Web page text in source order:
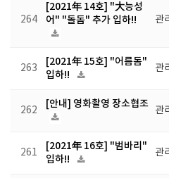
264
[2021年 14호] "大능성
어" "돌돔" 추가 입하!!
관
263
[2021年 15호] "어름돔"
입하!!
관
262
[안내] 영화촬영 장소협조
관
261
[2021年 16호] "범바리"
입하!!
관